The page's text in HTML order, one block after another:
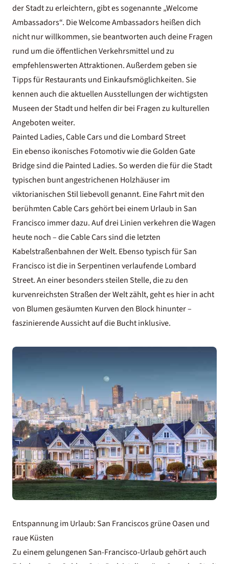
der Stadt zu erleichtern, gibt es sogenannte „Welcome
Ambassadors“. Die Welcome Ambassadors heißen dich
nicht nur willkommen, sie beantworten auch deine Fragen
rund um die öffentlichen Verkehrsmittel und zu
empfehlenswerten Attraktionen. Außerdem geben sie
Tipps für Restaurants und Einkaufsmöglichkeiten. Sie
kennen auch die aktuellen Ausstellungen der wichtigsten
Museen der Stadt und helfen dir bei Fragen zu kulturellen
Angeboten weiter.
Painted Ladies, Cable Cars und die Lombard Street
Ein ebenso ikonisches Fotomotiv wie die Golden Gate
Bridge sind die Painted Ladies. So werden die für die Stadt
typischen bunt angestrichenen Holzhäuser im
viktorianischen Stil liebevoll genannt. Eine Fahrt mit den
berühmten Cable Cars gehört bei einem Urlaub in San
Francisco immer dazu. Auf drei Linien verkehren die Wagen
heute noch – die Cable Cars sind die letzten
Kabelstraßenbahnen der Welt. Ebenso typisch für San
Francisco ist die in Serpentinen verlaufende Lombard
Street. An einer besonders steilen Stelle, die zu den
kurvenreichsten Straßen der Welt zählt, geht es hier in acht
von Blumen gesäumten Kurven den Block hinunter –
faszinierende Aussicht auf die Bucht inklusive.
Entspannung im Urlaub: San Franciscos grüne Oasen und
raue Küsten
Zu einem gelungenen San-Francisco-Urlaub gehört auch